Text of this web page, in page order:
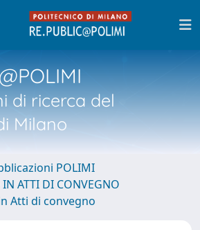
di ricerca del
Milano
POLIMI
ATTI DI CONVEGNO
Atti di convegno